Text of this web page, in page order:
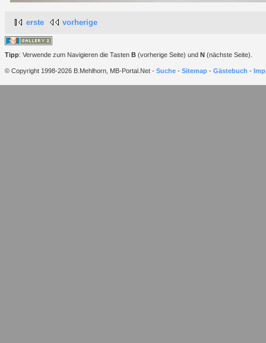
erste vorherige
Tipp: Verwende zum Navigieren die Tasten B (vorherige Seite) und N (nächste Seite).
© Copyright 1998-2026 B.Mehlhorn, MB-Portal.Net - Suche - Sitemap - Gästebuch -